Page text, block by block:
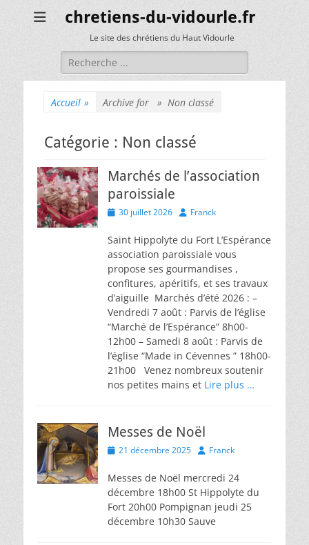
chretiens-du-vidourle.fr
Le site des chrétiens du Haut Vidourle
Rechercher :
Accueil » Archive for » Non classé
Catégorie : Non classé
Marchés de l’association
paroissiale
Posted30 juillet 2026 AuthorFranck
Saint Hippolyte du Fort L’Espérance
association paroissiale vous
propose ses gourmandises ,
confitures, apéritifs, et ses travaux
d’aiguille Marchés d’été 2026 : –
Vendredi 7 août : Parvis de l’église
“Marché de l’Espérance” 8h00-
12h00 – Samedi 8 août : Parvis de
l’église “Made in Cévennes ” 18h00-
21h00 Venez nombreux soutenir
nos petites mains et Lire plus …
Messes de Noël
Posted
21 décembre 2025 AuthorFranck
Messes de Noël mercredi 24
décembre 18h00 St Hippolyte du
Fort 20h00 Pompignan jeudi 25
décembre 10h30 Sauve